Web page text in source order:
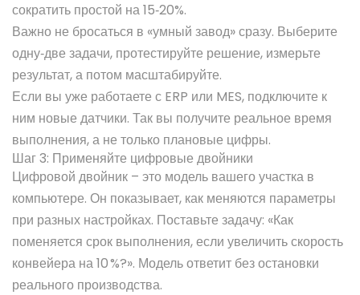
сократить простой на 15‑20%.
Важно не бросаться в «умный завод» сразу. Выберите
одну‑две задачи, протестируйте решение, измерьте
результат, а потом масштабируйте.
Если вы уже работаете с ERP или MES, подключите к
ним новые датчики. Так вы получите реальное время
выполнения, а не только плановые цифры.
Шаг 3: Применяйте цифровые двойники
Цифровой двойник – это модель вашего участка в
компьютере. Он показывает, как меняются параметры
при разных настройках. Поставьте задачу: «Как
поменяется срок выполнения, если увеличить скорость
конвейера на 10 %?». Модель ответит без остановки
реального производства.